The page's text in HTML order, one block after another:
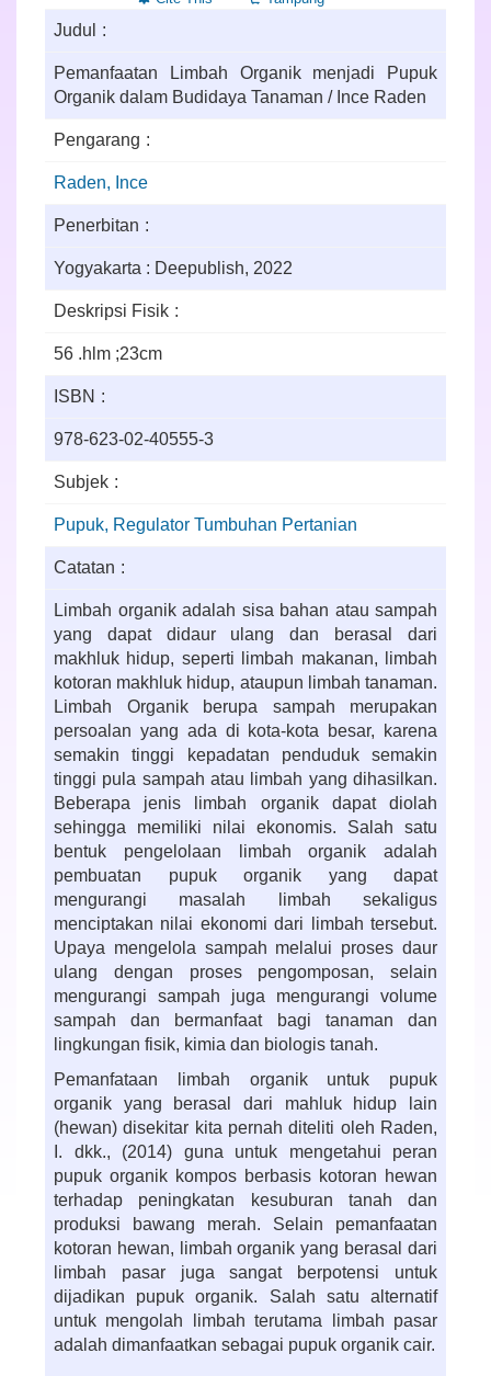
Judul
Pemanfaatan Limbah Organik menjadi Pupuk
Organik dalam Budidaya Tanaman / Ince Raden
Pengarang
Raden, Ince
Penerbitan
Yogyakarta : Deepublish, 2022
Deskripsi Fisik
56 .hlm ;23cm
ISBN
978-623-02-40555-3
Subjek
Pupuk, Regulator Tumbuhan Pertanian
Catatan
Limbah organik adalah sisa bahan atau sampah
yang dapat didaur ulang dan berasal dari
makhluk hidup, seperti limbah makanan, limbah
kotoran makhluk hidup, ataupun limbah tanaman.
Limbah Organik berupa sampah merupakan
persoalan yang ada di kota-kota besar, karena
semakin tinggi kepadatan penduduk semakin
tinggi pula sampah atau limbah yang dihasilkan.
Beberapa jenis limbah organik dapat diolah
sehingga memiliki nilai ekonomis. Salah satu
bentuk pengelolaan limbah organik adalah
pembuatan pupuk organik yang dapat
mengurangi masalah limbah sekaligus
menciptakan nilai ekonomi dari limbah tersebut.
Upaya mengelola sampah melalui proses daur
ulang dengan proses pengomposan, selain
mengurangi sampah juga mengurangi volume
sampah dan bermanfaat bagi tanaman dan
lingkungan fisik, kimia dan biologis tanah.
Pemanfataan limbah organik untuk pupuk
organik yang berasal dari mahluk hidup lain
(hewan) disekitar kita pernah diteliti oleh Raden,
I. dkk., (2014) guna untuk mengetahui peran
pupuk organik kompos berbasis kotoran hewan
terhadap peningkatan kesuburan tanah dan
produksi bawang merah. Selain pemanfaatan
kotoran hewan, limbah organik yang berasal dari
limbah pasar juga sangat berpotensi untuk
dijadikan pupuk organik. Salah satu alternatif
untuk mengolah limbah terutama limbah pasar
adalah dimanfaatkan sebagai pupuk organik cair.